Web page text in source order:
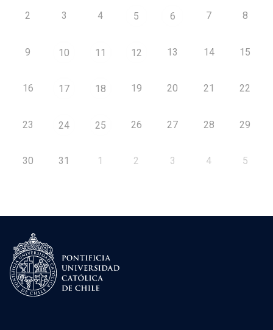
2 3 4 5 6 7 8
9 10 11 12 13 14 15
16 17 18 19 20 21 22
23 24 25 26 27 28 29
30 31 1 2 3 4 5